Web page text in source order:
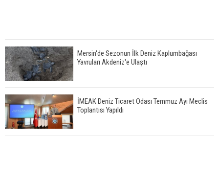
Mersin'de Sezonun İlk Deniz Kaplumbağası
Yavruları Akdeniz'e Ulaştı
İMEAK Deniz Ticaret Odası Temmuz Ayı Meclis
Toplantısı Yapıldı